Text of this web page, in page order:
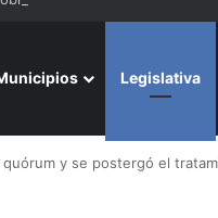
Legislativa
y se postergó el